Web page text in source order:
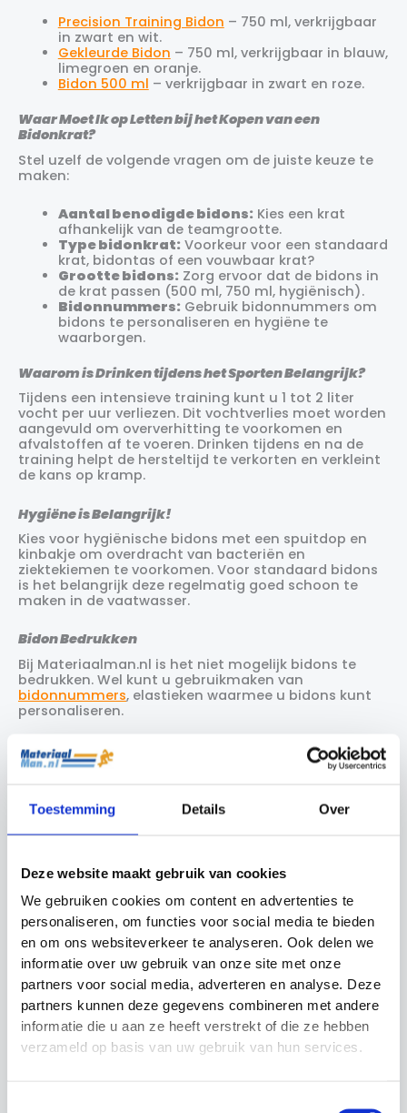
Toestemming Details Over
Deze website maakt gebruik van cookies
We gebruiken cookies om content en advertenties te
personaliseren, om functies voor social media te bieden
en om ons websiteverkeer te analyseren. Ook delen we
informatie over uw gebruik van onze site met onze
partners voor social media, adverteren en analyse. Deze
partners kunnen deze gegevens combineren met andere
informatie die u aan ze heeft verstrekt of die ze hebben
verzameld op basis van uw gebruik van hun services.
Precision Training Bidon – 750 ml, verkrijgbaar
in zwart en wit.
Gekleurde Bidon – 750 ml, verkrijgbaar in blauw,
limegroen en oranje.
Bidon 500 ml – verkrijgbaar in zwart en roze.
Waar Moet Ik op Letten bij het Kopen van een
Bidonkrat?
Stel uzelf de volgende vragen om de juiste keuze te
maken:
Aantal benodigde bidons:Kies een krat
afhankelijk van de teamgrootte.
Type bidonkrat:Voorkeur voor een standaard
krat, bidontas of een vouwbaar krat?
Grootte bidons:Zorg ervoor dat de bidons in
de krat passen (500 ml, 750 ml, hygiënisch).
Bidonnummers:Gebruik bidonnummers om
bidons te personaliseren en hygiëne te
waarborgen.
Waarom is Drinken tijdens het Sporten Belangrijk?
Tijdens een intensieve training kunt u 1 tot 2 liter
vocht per uur verliezen. Dit vochtverlies moet worden
aangevuld om oververhitting te voorkomen en
afvalstoffen af te voeren. Drinken tijdens en na de
training helpt de hersteltijd te verkorten en verkleint
de kans op kramp.
Hygiëne is Belangrijk!
Kies voor hygiënische bidons met een spuitdop en
kinbakje om overdracht van bacteriën en
ziektekiemen te voorkomen. Voor standaard bidons
is het belangrijk deze regelmatig goed schoon te
maken in de vaatwasser.
Bidon Bedrukken
Bij Materiaalman.nl is het niet mogelijk bidons te
bedrukken. Wel kunt u gebruikmaken van
bidonnummers, elastieken waarmee u bidons kunt
personaliseren.
Heeft u vragen over bidons of bidonkratten? Neem
contact op met onze
Opzoek naar een bidonkrat?
u te bieden heeft. Eenbidonkrat inclusief bidons
gedurende wedstrijden en trainingen voldoende
moeten drinken. De bidonhouder is veelvoudig op de
sportvelden van hockey-, voetbal-, handbal- en
volleybalverenigingen te vinden.
Bidonkrat formaten
Op Materiaalman.nl kunt u een bidonkrat inclusief
bidons kopen, maar alle bidonkratten zijn ook los
verkrijgbaar. Hieronder staan iedere bidonkrat